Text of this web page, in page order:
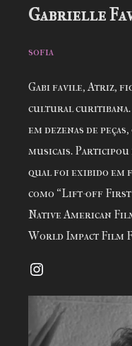
Gabrielle
sofia
Gabi favile, Atriz,
cultural curitibana.
em dezenas de
musicais. Participou
qual foi exibido em
como “Lift-off First
Native American
World Impact Film
Instagram